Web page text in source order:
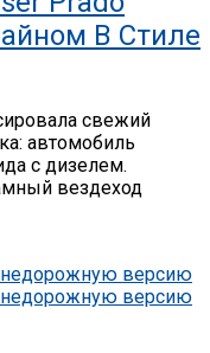
В Стиле
свежий
автомобиль
с дизелем.
вездеход